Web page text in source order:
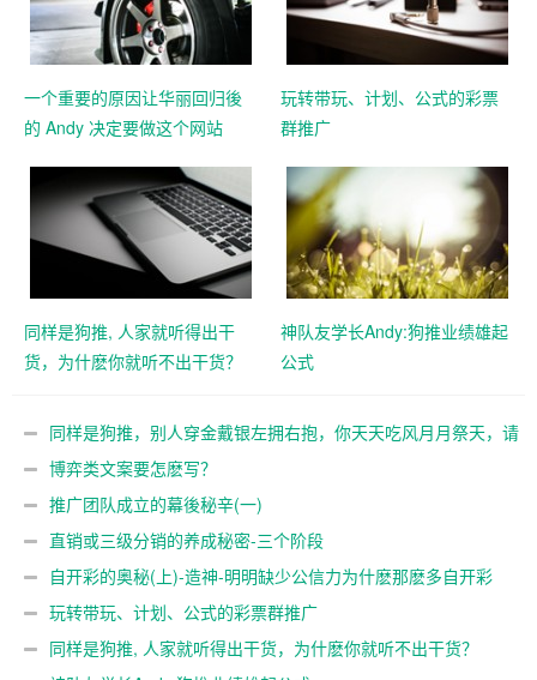
一个重要的原因让华丽回归後
的 Andy 决定要做这个网站
玩转带玩、计划、公式的彩票
群推广
同样是狗推, 人家就听得出干
货，为什麽你就听不出干货？
神队友学长Andy:狗推业绩雄起
公式
同样是狗推，别人穿金戴银左拥右抱，你天天吃风月月祭天，请
问你为什么推不动？
博弈类文案要怎麽写？
推广团队成立的幕後秘辛(一)
直销或三级分销的养成秘密-三个阶段
自开彩的奥秘(上)-造神-明明缺少公信力为什麽那麽多自开彩
玩转带玩、计划、公式的彩票群推广
同样是狗推, 人家就听得出干货，为什麽你就听不出干货？